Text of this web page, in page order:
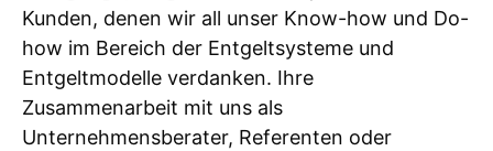
Kunden, denen wir all unser Know-how und Do-
how im Bereich der Entgeltsysteme und
Entgeltmodelle verdanken. Ihre
Zusammenarbeit mit uns als
Unternehmensberater, Referenten oder